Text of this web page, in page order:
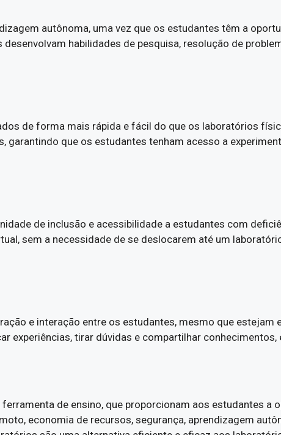
autônoma, uma vez que os estudantes têm a
habilidades de pesquisa, resolução de
de forma mais rápida e fácil do que os laboratórios
garantindo que os estudantes tenham acesso a
de inclusão e acessibilidade a estudantes com
sem a necessidade de se deslocarem até um
e interação entre os estudantes, mesmo que
experiências, tirar dúvidas e compartilhar
de ensino, que proporcionam aos estudantes
economia de recursos, segurança, aprendizagem